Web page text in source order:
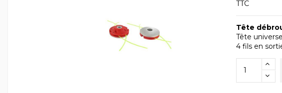
TTC
Tête
Tête
4 fils en